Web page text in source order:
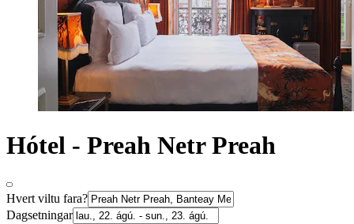
Hótel - Preah Netr Preah
Hvert viltu fara?
Dagsetningar